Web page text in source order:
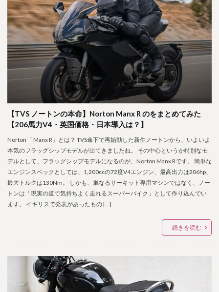
【TVS ノートンの本命】Norton Manx R のをまとめてみた
【206馬力V4・英国価格・日本導入は？】
Norton「 Manx R」とは？ TVS傘下で再始動した新生ノートンから、いよいよ
本気のフラッグシップモデルが出てきましたね。 その中心というか特別なモ
デルとして、フラッグシップモデルになるのが、Norton Manx Rです。 簡単な
エンジンスペックとしては、1,200ccの72度V4エンジン、最高出力は206hp、
最大トルクは130Nm。 しかも、単なるサーキット専用マシンではなく、ノー
トンは「現実の道で気持ちよく走れるスーパーバイク」として作り込んでい
ます。 イギリスで発表があったもの […]
続きを読む